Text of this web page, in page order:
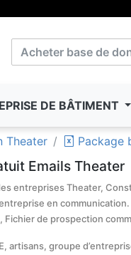
DE BÂTIMENT
Theater Package
Emails Theater
entreprises Theater,
en
de prospection
artisans, groupe